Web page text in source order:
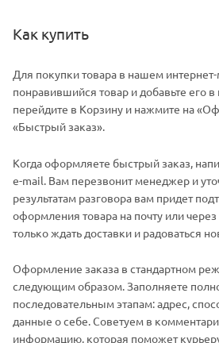
Как купить
Для покупки товара в нашем
понравившийся товар и добавьте его
перейдите в Корзину и нажмите на
«Быстрый заказ».
Когда оформляете быстрый заказ,
e-mail. Вам перезвонит менеджер и
результатам разговора вам придет
оформления товара на почту или
только ждать доставки и радоваться
Оформление заказа в стандартном
следующим образом. Заполняете
последовательным этапам: адрес,
данные о себе. Советуем в
информацию, которая поможет